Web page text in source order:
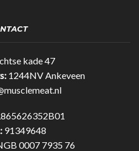
kade 47
1244NV Ankeveen
91349648
0007 7935 76